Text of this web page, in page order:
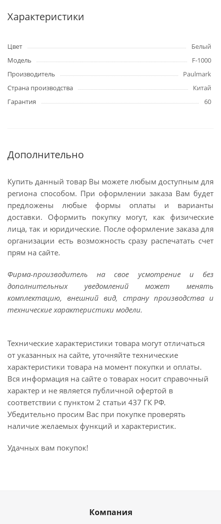
Характеристики
Цвет
Белый
Модель
F-1000
Производитель
Paulmark
Страна производства
Китай
Гарантия
60
Дополнительно
Купить данный товар Вы можете любым доступным для
региона способом. При оформлении заказа Вам будет
предложены любые формы оплаты и варианты
доставки. Оформить покупку могут, как физические
лица, так и юридические. После оформление заказа для
организации есть возможность сразу распечатать счет
прям на сайте.
Фирма-производитель на свое усмотрение и без
дополнительных уведомлений может менять
комплектацию, внешний вид, страну производства и
технические характеристики модели.
Технические характеристики товара могут отличаться
от указанных на сайте, уточняйте технические
характеристики товара на момент покупки и оплаты.
Вся информация на сайте о товарах носит справочный
характер и не является публичной офертой в
соответствии с пунктом 2 статьи 437 ГК РФ.
Убедительно просим Вас при покупке проверять
наличие желаемых функций и характеристик.
Удачных вам покупок!
Компания